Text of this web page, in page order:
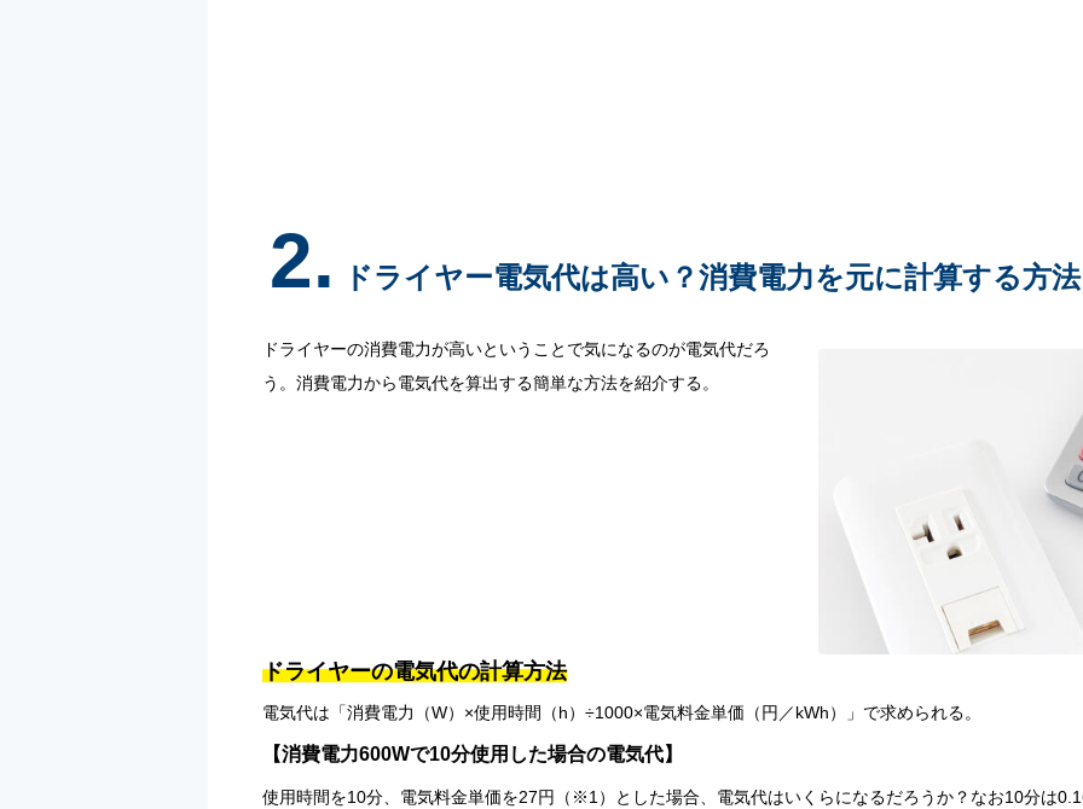
2. ドライヤー電気代は高い？消費電力を元に計算する方
ドライヤーの消費電力が高いということで気になるのが電気代だろ
う。消費電力から電気代を算出する簡単な方法を紹介する。
ドライヤーの電気代の計算方法
電気代は「消費電力（W）×使用時間（h）÷1000×電気料金単価（円／kWh）」で求められる。
【消費電力600Wで10分使用した場合の電気代】
使用時間を10分、電気料金単価を27円（※1）とした場合、電気代はいくらになるだろうか？なお10分は